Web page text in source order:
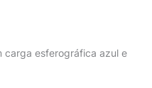
carga esferográfica azul e